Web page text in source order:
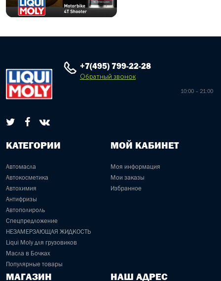
+7(495) 799-22-28
Обратный звонок
10:00 – 21:00
КАТЕГОРИИ
Автомасла
Автокосметика
Автохимия
Антифризы
Автополироль
Спецпредложение
НЕЗАМЕРЗАЮЩАЯ ЖИДКОСТЬ
Liqui Moly для грузовиков
Масла в Бочках
Популярные товары
МОЙ КАБИНЕТ
Моя информация
Мои заказы
Избранное
МАГАЗИН НАШ АДРЕС